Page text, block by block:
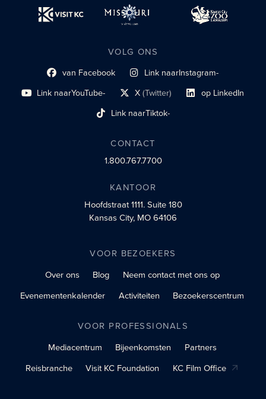
VOLG ONS
Link naar sociaal profiel
van Facebook Link naarInstagram-
sociaal profiel
Link naarYouTube-
sociaal profiel X(Twitter)
sociaal profiellink Link naar sociaal
op LinkedIn
Link naarTiktok-
sociaalprofiel
CONTACT
1.800.767.7700
KANTOOR
Hoofdstraat 1111.Suite 180
Kansas City, MO 64106
VOOR BEZOEKERS
Over ons
Blog
Neem contact met ons op
Evenementenkalender
Activiteiten Bezoekerscentrum
VOOR PROFESSIONALS
Mediacentrum
Bijeenkomsten
Partners
Reisbranche
Visit KC Foundation KC Film Office